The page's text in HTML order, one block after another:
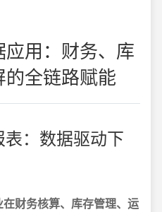
用：财务、库
全链路赋能
：数据驱动下
财务核算、库存管理、运